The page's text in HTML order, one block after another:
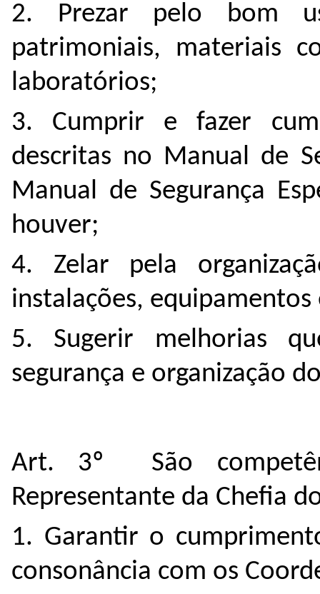
2. Prezar pelo bom
patrimoniais, materiais
laboratórios;
3. Cumprir e fazer
descritas no Manual de
Manual de Segurança
houver;
4. Zelar pela
instalações,
5. Sugerir melhorias
segurança e organização
Art. 3º São
Representante da Chefia
1. Garantir o
consonância com os